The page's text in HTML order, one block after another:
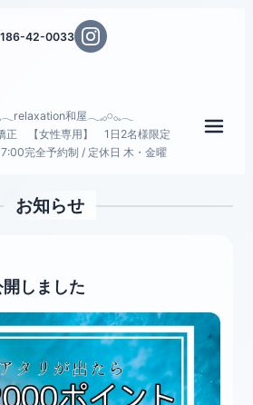
42-0033
和屋𓂃𓈒𓂂𓏸𓂂𓈒𓂃
正 【女性専用】 1日2名様限定
完全予約制 / 定休日 木・金曜
お知らせ
しました